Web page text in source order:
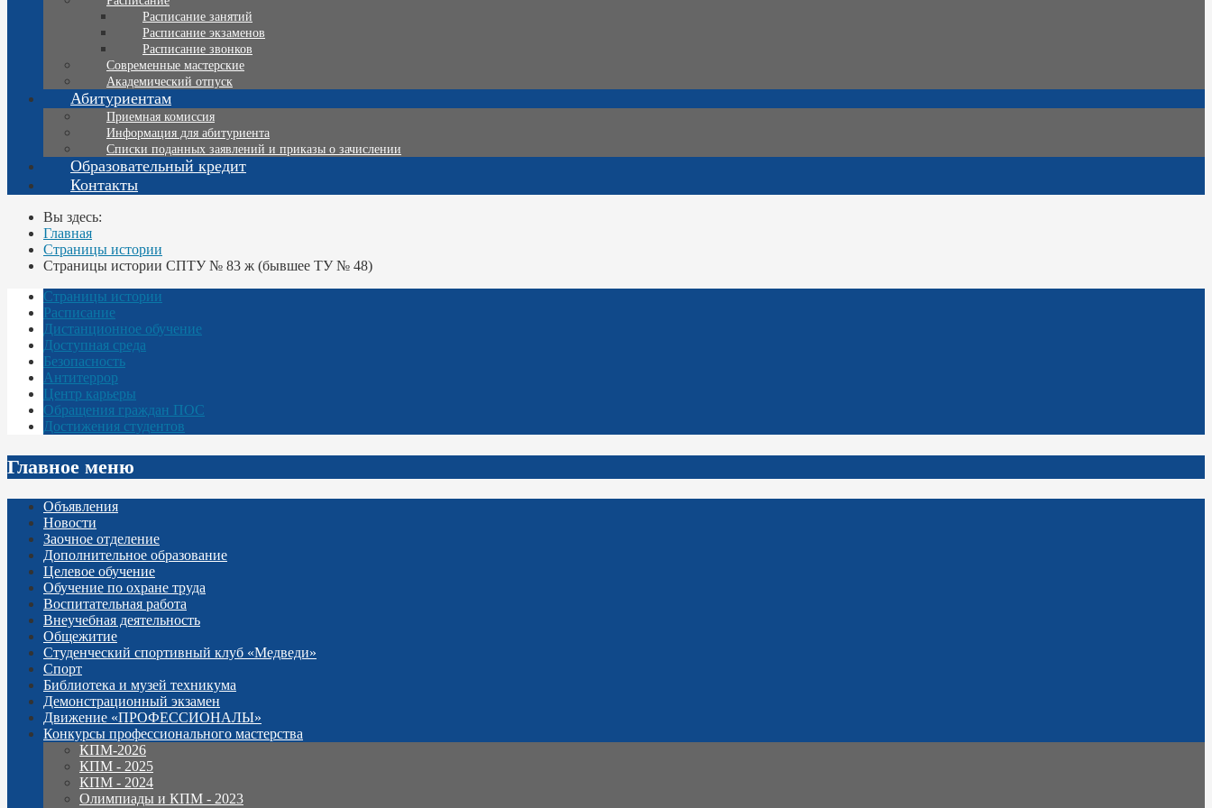
Расписание занятий
Расписание экзаменов
Расписание звонков
Современные мастерские
Академический отпуск
Абитуриентам
Приемная комиссия
Информация для абитуриента
Списки поданных заявлений и приказы о зачислении
Образовательный кредит
Контакты
Вы здесь:
Главная
Страницы истории
Страницы истории СПТУ № 83 ж (бывшее ТУ № 48)
Страницы истории
Расписание
Дистанционное обучение
Доступная среда
Безопасность
Антитеррор
Центр карьеры
Обращения граждан ПОС
Достижения студентов
Главное меню
Объявления
Новости
Заочное отделение
Дополнительное образование
Целевое обучение
Обучение по охране труда
Воспитательная работа
Внеучебная деятельность
Общежитие
Студенческий спортивный клуб «Медведи»
Спорт
Библиотека и музей техникума
Демонстрационный экзамен
Движение «ПРОФЕССИОНАЛЫ»
Конкурсы профессионального мастерства
КПМ-2026
КПМ - 2025
КПМ - 2024
Олимпиады и КПМ - 2023